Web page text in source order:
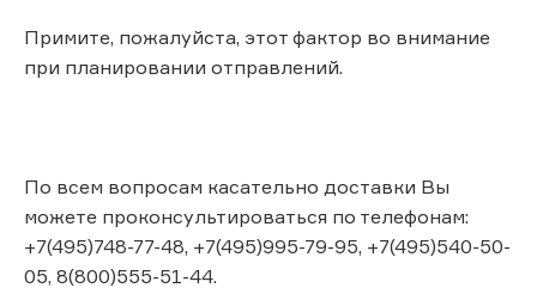
Примите, пожалуйста, этот фактор во внимание
при планировании отправлений.
По всем вопросам касательно доставки Вы
можете проконсультироваться по телефонам:
+7(495)748-77-48, +7(495)995-79-95, +7(495)540-50-
05, 8(800)555-51-44.